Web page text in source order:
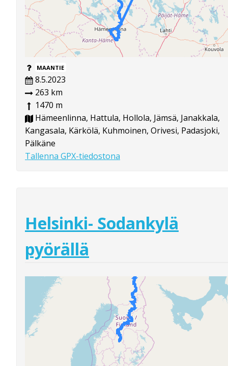
MAANTIE
8.5.2023
263 km
1470 m
Hämeenlinna, Hattula, Hollola, Jämsä, Janakkala,
Kangasala, Kärkölä, Kuhmoinen, Orivesi, Padasjoki,
Pälkäne
Tallenna GPX-tiedostona
Helsinki- Sodankylä
pyörällä